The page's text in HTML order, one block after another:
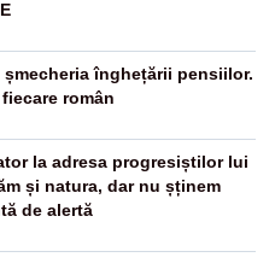
înghețării pensiilor.
român
la adresa progresiștilor lui
și natura, dar nu șținem
de alertă